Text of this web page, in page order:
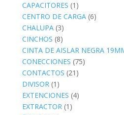
CAPACITORES (1)
CENTRO DE CARGA (6)
CHALUPA (3)
CINCHOS (8)
CINTA DE AISLAR NEGRA
CONECCIONES (75)
CONTACTOS (21)
DIVISOR (1)
EXTENCIONES (4)
EXTRACTOR (1)